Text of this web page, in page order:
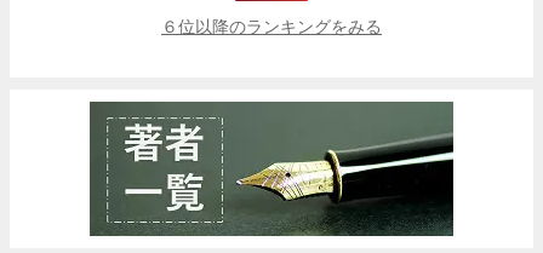
６位以降のランキングをみる